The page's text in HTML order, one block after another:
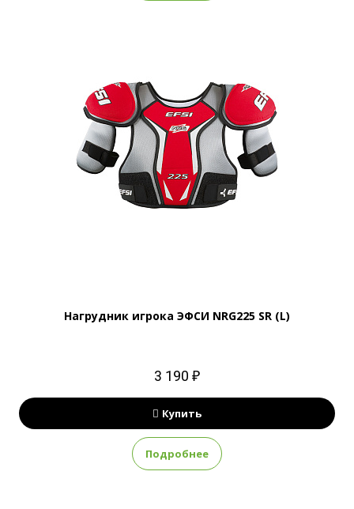
Нагрудник игрока ЭФСИ NRG225 SR (L)
3 190 ₽
Купить
Подробнее